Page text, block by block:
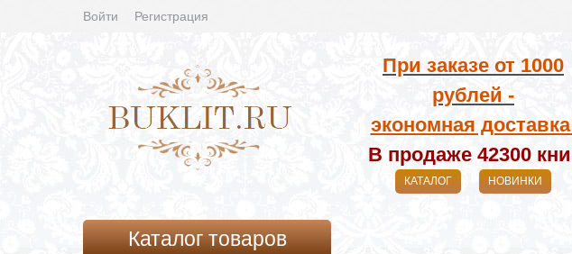
Войти Регистрация
При заказе от 1000
рублей -
экономная
В продаже 42300
КАТАЛОГ НОВИНКИ
Каталог товаров